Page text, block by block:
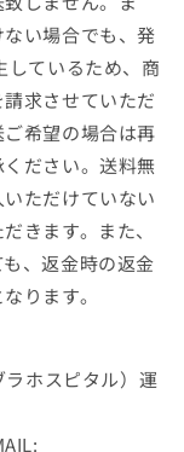
い場合でも、発
しているため、商
求させていただ
希望の場合は再
ださい。送料無
ただけていない
きます。また、
、返金時の返金
ります。
ラホスピタル）運